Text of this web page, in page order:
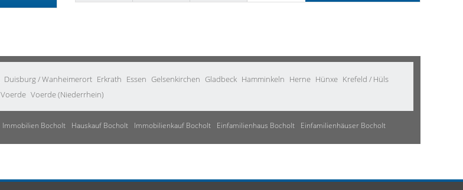
Duisburg / Wanheimerort Erkrath Essen Gelsenkirchen Gladbeck Hamminkeln Herne Hünxe Krefeld / Hüls
Voerde Voerde (Niederrhein)
Immobilien Bocholt Hauskauf Bocholt Immobilienkauf Bocholt Einfamilienhaus Bocholt Einfamilienhäuser Bocholt